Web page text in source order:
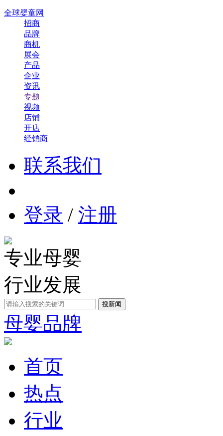
全球婴童网
招商
品牌
商机
展会
产品
企业
资讯
专题
视频
店铺
开店
经销商
联系我们
登录 / 注册
专业母婴
行业发展
母婴品牌
首页
热点
行业